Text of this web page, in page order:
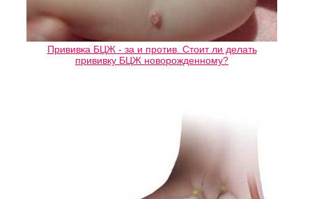
Прививка БЦЖ - за и против. Стоит ли делать
прививку БЦЖ новорожденному?